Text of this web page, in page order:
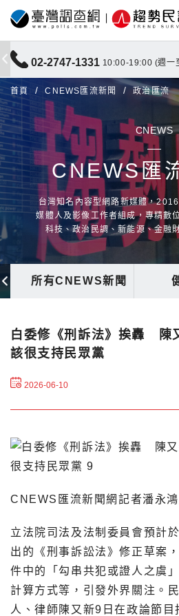
02-2747-1331 10:00-19:00 (週一
首頁 CNEWS匯流新聞 政治匯流
CNEWS
CNEWS匯
台灣知名內容型網路新媒體，
媒體人及影像工作者組成，專精數
科技、政治民調、新能源、金融
所有CNEWS新聞
白委修《刑訴法》挨轟 陳
該很支持民眾黨
2026-06-10
CNEWS匯流新聞網記者潘永
立法院司法及法制委員會預計
出的《刑事訴訟法》修正草案
件中的「勾串共犯或證人之虞
計算方式等，引發外界關注。
人、律師陳又新9日在政論節